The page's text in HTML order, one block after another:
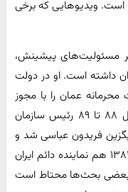
است. ویدیوهایی که برخی
مسئولیت‌های پیشینش،
داشته است. او در دولت
محرمانه عمان را با مجوز
مقام معظم رهبری آغاز کرد. او که از سال ۸۸ تا ۸۹ رئیس سازمان
فریدون عباسی شد و
به همان سازمان بازگشت. سال ۱۳۷۷ تا ۱۳۸۲ هم نماینده دائم ایران
بعضی بحث‌ها محتاط است